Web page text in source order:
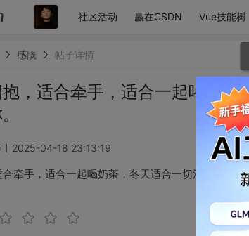
社区活动 赢在CSDN Vue技能树
感慨 帖子详情
，适合牵手，适合一起喝奶
2025-04-18 23:13:19
牵手，适合一起喝奶茶，冬天适合一切浪漫的事